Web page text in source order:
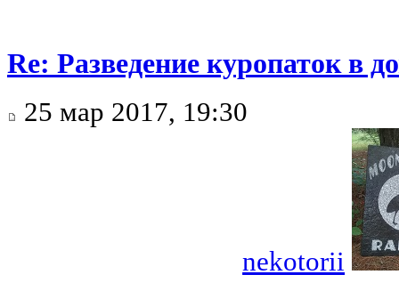
Re: Разведение куропаток в
25 мар 2017, 19:30
nekotorii